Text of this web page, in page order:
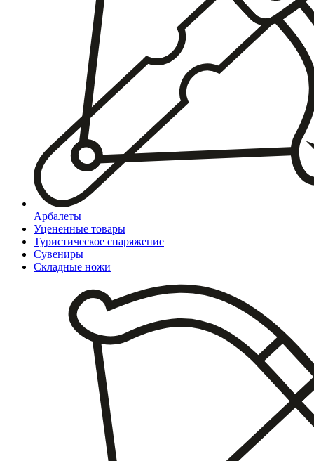
Арбалеты
Уцененные товары
Туристическое снаряжение
Сувениры
Складные ножи